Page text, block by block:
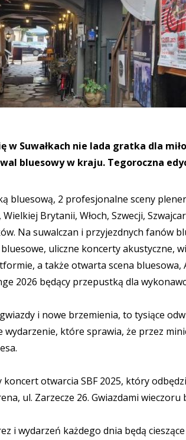
w Suwałkach nie lada gratka dla
bluesowy w kraju. Tegoroczna
bluesową, 2 profesjonalne sceny
Brytanii, Włoch, Szwecji,
Na suwalczan i przyjezdnych fanów
uliczne koncerty akustyczne,
a także otwarta scena bluesowa,
2026 będący przepustką dla
i nowe brzemienia, to tysiące
które sprawia, że przez
otwarcia SBF 2025, który
ul. Zarzecze 26. Gwiazdami wieczoru
i wydarzeń każdego dnia będą